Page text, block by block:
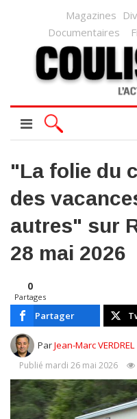
Magazines
Documentaires
"La folie du
des
autres" sur
28 mai 2026
0
Partages
Partager
ParJean-Marc VERDREL
Publié mardi 26 mai 2026